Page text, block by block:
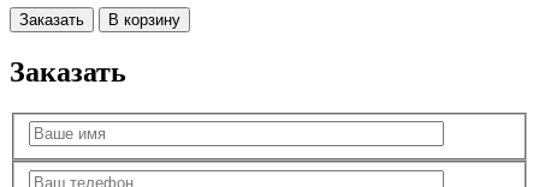
Заказать В корзину
Заказать